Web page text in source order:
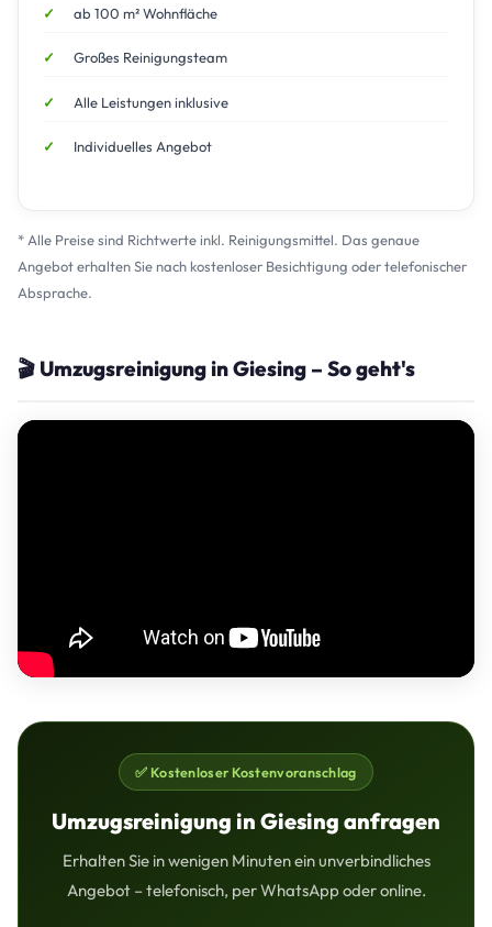
ab 100 m² Wohnfläche
Großes Reinigungsteam
Alle Leistungen inklusive
Individuelles Angebot
* Alle Preise sind Richtwerte inkl. Reinigungsmittel. Das genaue
Angebot erhalten Sie nach kostenloser Besichtigung oder telefonischer
Absprache.
🎬 Umzugsreinigung in Giesing – So geht's
✅ Kostenloser Kostenvoranschlag
Umzugsreinigung in Giesing anfragen
Erhalten Sie in wenigen Minuten ein unverbindliches
Angebot – telefonisch, per WhatsApp oder online.